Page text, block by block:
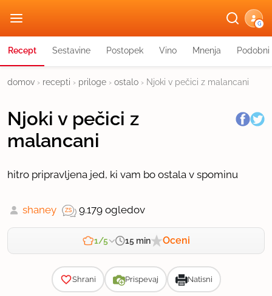
G
Recept Sestavine Postopek Vino Mnenja
domov › recepti › priloge › ostalo › Njoki v pečici z malancani
Njoki v pečici z
malancani
hitro pripravljena jed, ki vam bo ostala v spominu
shaney 9.179 ogledov
1/5 15 min Oceni
Shrani Prispevaj Natisni